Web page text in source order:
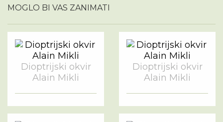
MOGLO BI VAS ZANIMATI
Dioptrijski okvir
Alain Mikli
Dioptrijski okvir
Alain Mikli